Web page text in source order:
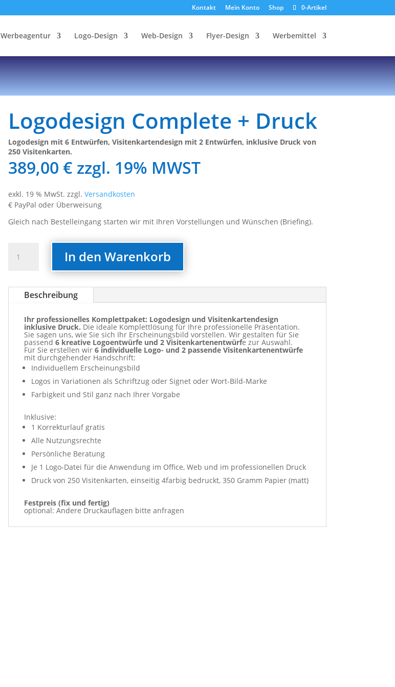
Kontakt Mein Konto Shop 0-Artikel
Werbeagentur Logo-Design Web-Design Flyer-Design Werbemittel
Logodesign Complete + Druck
Logodesign mit 6 Entwürfen, Visitenkartendesign mit 2 Entwürfen, inklusive Druck von
250 Visitenkarten.
389,00 € zzgl. 19% MWST
exkl. 19 % MwSt. zzgl.Versandkosten
€ PayPal oder Überweisung
Gleich nach Bestelleingang starten wir mit Ihren Vorstellungen und Wünschen (Briefing).
Complete
Menge
In den Warenkorb
Beschreibung
Ihr professionelles Komplettpaket: Logodesign und Visitenkartendesign
inklusive Druck. Die ideale Komplettlösung für Ihre professionelle Präsentation.
Sie sagen uns, wie Sie sich Ihr Erscheinungsbild vorstellen. Wir gestalten für Sie
passend6 kreative Logoentwürfe und 2 Visitenkartenentwürfe zur Auswahl.
Für Sie erstellen wir6 individuelle Logo- und 2 passende Visitenkartenentwürfe
mit durchgehender Handschrift:
Individuellem Erscheinungsbild
Logos in Variationen als Schriftzug oder Signet oder Wort-Bild-Marke
Farbigkeit und Stil ganz nach Ihrer Vorgabe
Inklusive:
1 Korrekturlauf gratis
Alle Nutzungsrechte
Persönliche Beratung
Je 1 Logo-Datei für die Anwendung im Office, Web und im professionellen Druck
Druck von 250 Visitenkarten, einseitig 4farbig bedruckt, 350 Gramm Papier (matt)
Festpreis (fix und fertig)
optional: Andere Druckauflagen bitte anfragen